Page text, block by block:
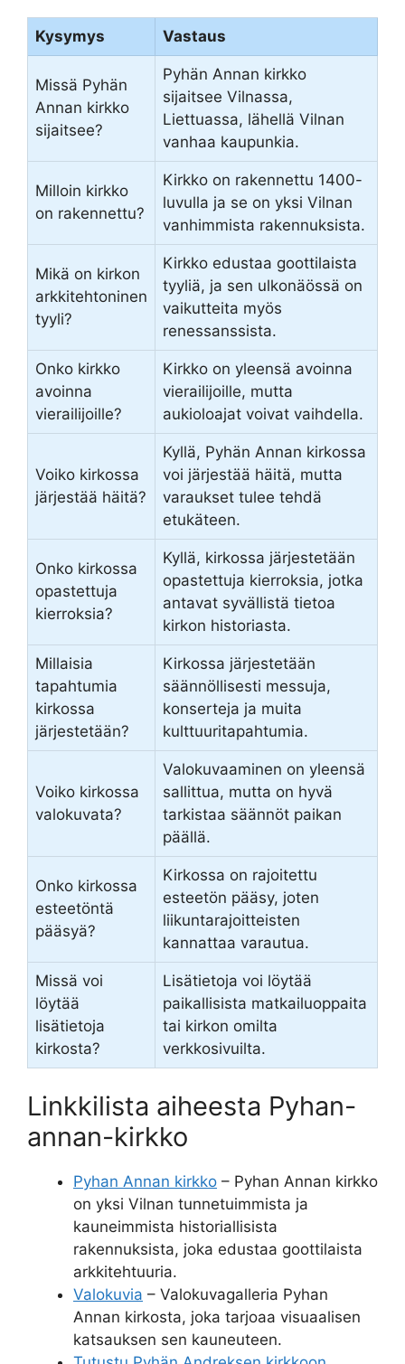
Kysymys Vastaus
Missä Pyhän
Annan kirkko
sijaitsee?
Pyhän Annan kirkko
sijaitsee Vilnassa,
Liettuassa, lähellä Vilnan
vanhaa kaupunkia.
Milloin kirkko
on rakennettu?
Kirkko on rakennettu 1400-
luvulla ja se on yksi Vilnan
vanhimmista rakennuksista.
Mikä on kirkon
arkkitehtoninen
tyyli?
Kirkko edustaa goottilaista
tyyliä, ja sen ulkonäössä on
vaikutteita myös
renessanssista.
Onko kirkko
avoinna
vierailijoille?
Kirkko on yleensä avoinna
vierailijoille, mutta
aukioloajat voivat vaihdella.
Voiko kirkossa
järjestää häitä?
Kyllä, Pyhän Annan kirkossa
voi järjestää häitä, mutta
varaukset tulee tehdä
etukäteen.
Onko kirkossa
opastettuja
kierroksia?
Kyllä, kirkossa järjestetään
opastettuja kierroksia, jotka
antavat syvällistä tietoa
kirkon historiasta.
Millaisia
tapahtumia
kirkossa
järjestetään?
Kirkossa järjestetään
säännöllisesti messuja,
konserteja ja muita
kulttuuritapahtumia.
Voiko kirkossa
valokuvata?
Valokuvaaminen on yleensä
sallittua, mutta on hyvä
tarkistaa säännöt paikan
päällä.
Onko kirkossa
esteetöntä
pääsyä?
Kirkossa on rajoitettu
esteetön pääsy, joten
liikuntarajoitteisten
kannattaa varautua.
Missä voi
löytää
lisätietoja
kirkosta?
Lisätietoja voi löytää
paikallisista matkailuoppaita
tai kirkon omilta
verkkosivuilta.
Linkkilista aiheesta Pyhan-
annan-kirkko
Pyhan Annan kirkko – Pyhan Annan kirkko
on yksi Vilnan tunnetuimmista ja
kauneimmista historiallisista
rakennuksista, joka edustaa goottilaista
arkkitehtuuria.
Valokuvia – Valokuvagalleria Pyhan
Annan kirkosta, joka tarjoaa visuaalisen
katsauksen sen kauneuteen.